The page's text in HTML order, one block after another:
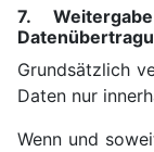
7.
Grundsätzlich
Daten nur
Wenn und